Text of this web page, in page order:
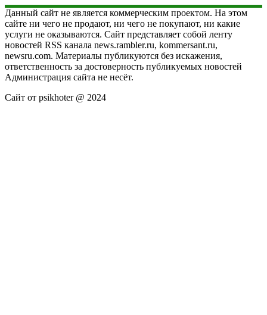
Данный сайт не является коммерческим проектом. На этом
сайте ни чего не продают, ни чего не покупают, ни какие
услуги не оказываются. Сайт представляет собой ленту
новостей RSS канала news.rambler.ru, kommersant.ru,
newsru.com. Материалы публикуются без искажения,
ответственность за достоверность публикуемых новостей
Администрация сайта не несёт.
Сайт от psikhoter @ 2024